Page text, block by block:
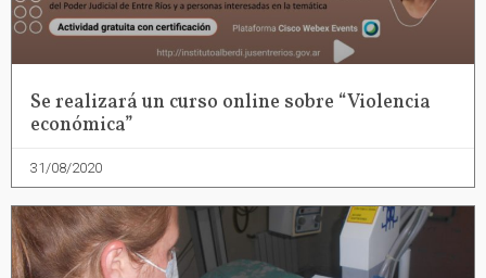
Se realizará un curso online sobre “Violencia
económica”
31/08/2020